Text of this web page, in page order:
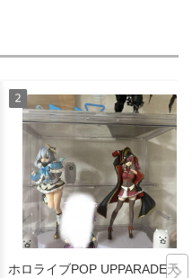
ホロライブPOP UPPARADE天